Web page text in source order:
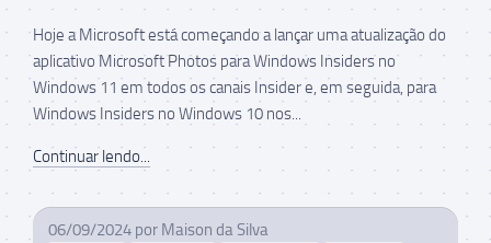
Hoje a Microsoft está começando a lançar uma atualização do
aplicativo Microsoft Photos para Windows Insiders no
Windows 11 em todos os canais Insider e, em seguida, para
Windows Insiders no Windows 10 nos...
Continuar lendo...
06/09/2024 por Maison da Silva